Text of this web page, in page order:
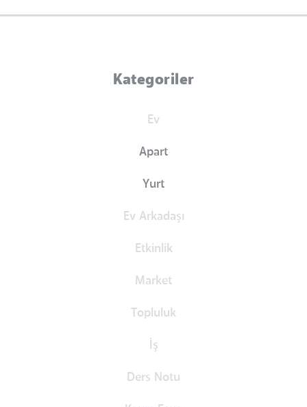
Kategoriler
Ev
Apart
Yurt
Ev Arkadaşı
Etkinlik
Market
Topluluk
İş
Ders Notu